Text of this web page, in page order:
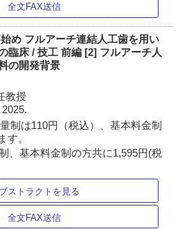
全文FAX送信
め フルアーチ連結人工歯を用い
臨床 / 技工 前編 [2] フルアーチ人
の開発背景
教授
制は110円（税込）、基本料金制
す。
、基本料金制の方共に1,595円(税
ストラクトを見る
全文FAX送信